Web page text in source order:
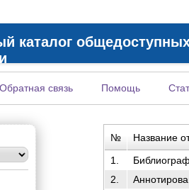
каталог
Обратная связь Помощь
№
Название
1.
2.